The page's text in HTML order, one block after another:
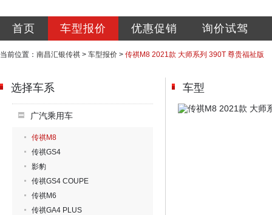
首页 车型报价 优惠促销 询价试驾
当前位置： 南昌汇银传祺 > 车型报价 > 传祺M8 2021款 大师系列 390T 尊贵福祉版
选择车系
广汽乘用车
传祺M8
传祺GS4
影豹
传祺GS4 COUPE
传祺M6
传祺GA4 PLUS
车型